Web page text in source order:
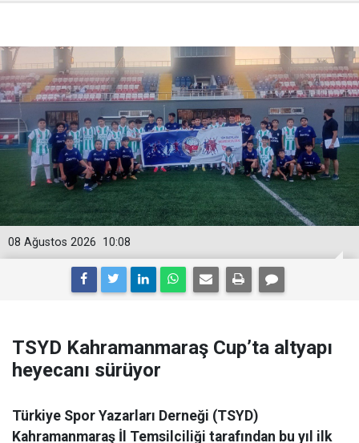
10:08
08 Ağustos 2026
TSYD Kahramanmaraş Cup’ta altyapı
heyecanı sürüyor
Türkiye Spor Yazarları Derneği (TSYD)
Kahramanmaraş İl Temsilciliği tarafından bu yıl ilk